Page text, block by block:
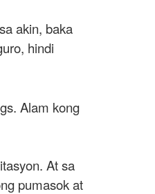
akin, baka
hindi
Alam kong
At sa
pumasok at